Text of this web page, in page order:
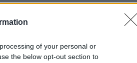
of your personal or
the below opt-out section to